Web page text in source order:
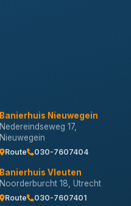
Banierhuis Nieuwegein
Nedereindseweg 17,
Nieuwegein
Route 030-7607404
Banierhuis Vleuten
Noorderburcht 18, Utrecht
Route 030-7607401